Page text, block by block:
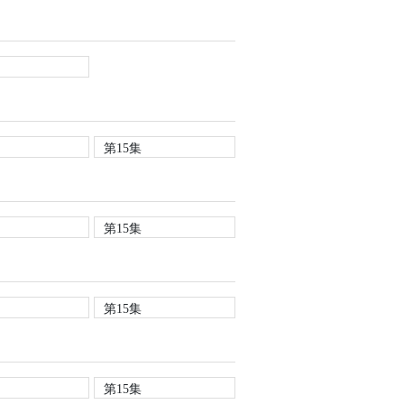
第15集
第15集
第15集
第15集